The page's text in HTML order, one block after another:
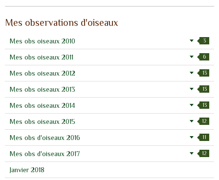
Mes observations d'oiseaux
Mes obs oiseaux 2010 3
Mes obs oiseaux 2011 6
Mes obs oiseaux 2012 13
Mes obs oiseaux 2013 13
Mes obs oiseaux 2014 13
Mes obs oiseaux 2015 12
Mes obs d'oiseaux 2016 11
Mes obs d'oiseaux 2017 12
Janvier 2018